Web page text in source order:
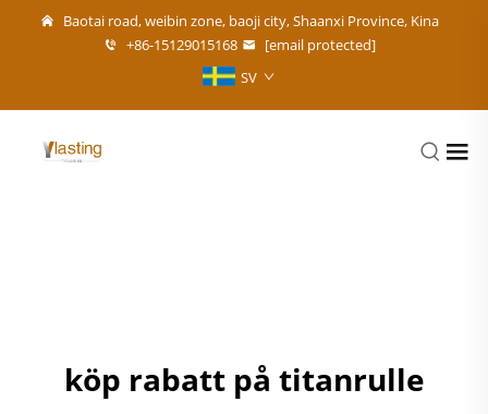
Baotai road, weibin zone, baoji city, Shaanxi Province, Kina
+86-15129015168
[email protected]
SV
köp rabatt på titanrulle